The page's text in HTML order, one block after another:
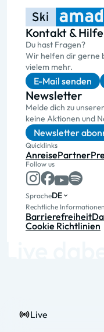
Live
Kontakt & Hilfe
Du hast Fragen?
Wir helfen dir gerne
vielem mehr.
E-Mail senden
Newsletter
Melde dich zu
keine Aktionen und
Newsletter
Quicklinks
AnreisePartner
Follow us
SpracheDE
Rechtliche Informationen
Barrierefreiheit
Cookie Richtlinien